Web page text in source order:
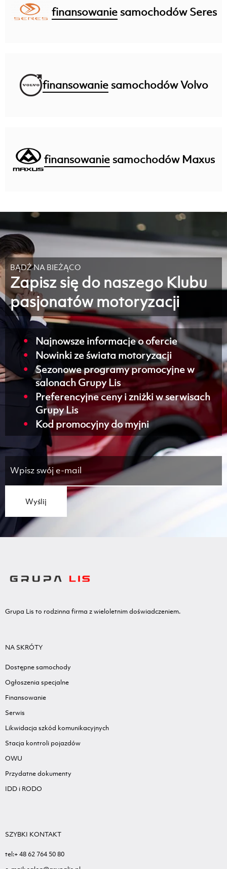
finansowanie samochodów Seres
finansowaniesamochodów Volvo
finansowanie samochodów Maxus
BĄDŹ NA BIEŻĄCO
Zapisz się do naszego Klubu
pasjonatów motoryzacji
Najnowsze informacje o ofercie
Nowinki ze świata motoryzacji
Sezonowe programy promocyjne w
salonach Grupy Lis
Preferencyjne ceny i zniżki w serwisach
Grupy Lis
Kod promocyjny do myjni
Wyślij
Grupa Lis to rodzinna firma z wieloletnim doświadczeniem.
NA SKRÓTY
Dostępne samochody
Ogłoszenia specjalne
Finansowanie
Serwis
Likwidacja szkód komunikacyjnych
Stacja kontroli pojazdów
OWU
Przydatne dokumenty
IDD i RODO
SZYBKI KONTAKT
tel:+ 48 62 764 50 80